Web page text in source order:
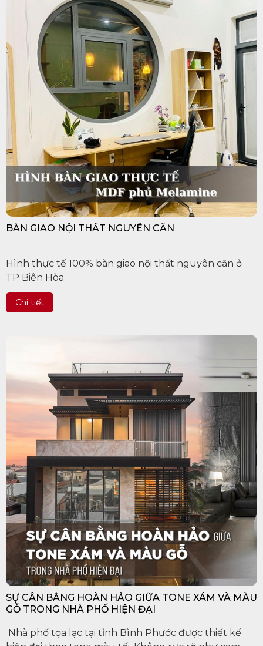
BÀN GIAO NỘI THẤT NGUYÊN CĂN
Hình thực tế 100% bàn giao nội thất nguyên căn ở
TP Biên Hòa
Chi tiết
SỰ CÂN BẰNG HOÀN HẢO GIỮA TONE XÁM VÀ MÀU
GỖ TRONG NHÀ PHỐ HIỆN ĐẠI
Nhà phố tọa lạc tại tỉnh Bình Phước được thiết kế